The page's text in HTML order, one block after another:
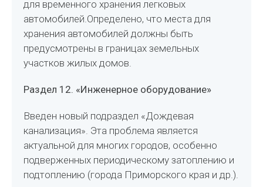
для временного хранения легковых
автомобилей.Определено, что места для
хранения автомобилей должны быть
предусмотрены в границах земельных
участков жилых домов.
Раздел 12. «Инженерное оборудование»
Введен новый подраздел «Дождевая
канализация». Эта проблема является
актуальной для многих городов, особенно
подверженных периодическому затоплению и
подтоплению (города Приморского края и др.).